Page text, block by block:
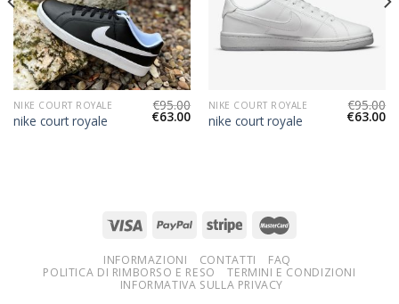
NIKE COURT ROYALE
nike court royale
€95.00
€63.00
NIKE COURT ROYALE
nike court royale
€95.00
€63.00
INFORMAZIONI CONTATTI
FAQ
POLITICA DI RIMBORSO E RESO
TERMINI E CONDIZIONI
INFORMATIVA SULLA PRIVACY